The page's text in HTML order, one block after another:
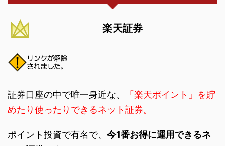
楽天証券
証券口座の中で唯一身近な、
「楽天ポイント」を貯
めたり使ったりできるネット証券。
ポイント投資で有名で、 今1番お得に運用できるネ